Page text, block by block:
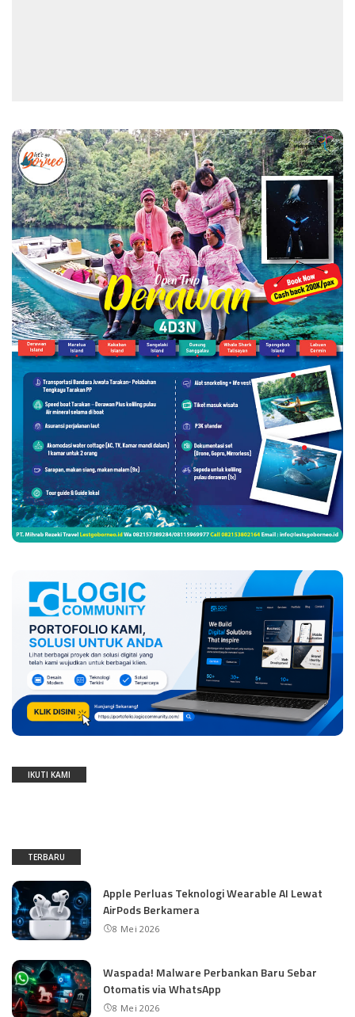
IKUTI KAMI
TERBARU
Apple Perluas Teknologi Wearable AI Lewat
AirPods Berkamera
8 Mei 2026
Waspada! Malware Perbankan Baru Sebar
Otomatis via WhatsApp
8 Mei 2026